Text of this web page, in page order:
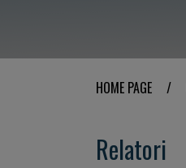
HOME PAGE /
Relatori